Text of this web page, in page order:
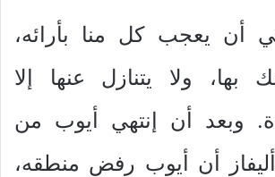
أن يعجب كل منا بأرائه،
بها، ولا يتنازل عنها إلا
وبعد أن إنتهي أيوب من
أن أيوب رفض منطقه،